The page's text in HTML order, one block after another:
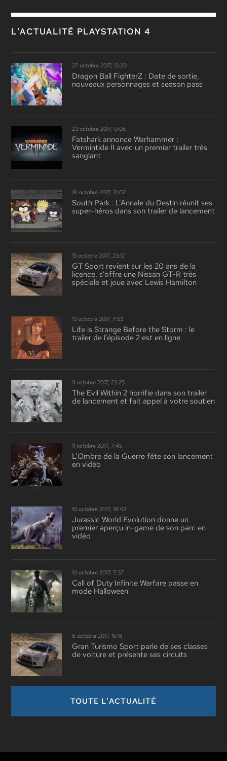
L'ACTUALITÉ PLAYSTATION 4
27 octobre 2017, 13:20
Dragon Ball FighterZ : Date de sortie,
nouveaux personnages et season pass
23 octobre 2017, 0:05
Fatshark annonce Warhammer :
Vermintide II avec un premier trailer très
sanglant
18 octobre 2017, 21:02
South Park : L’Annale du Destin réunit ses
super-héros dans son trailer de lancement
15 octobre 2017, 23:12
GT Sport revient sur les 20 ans de la
licence, s’offre une Nissan GT-R très
spéciale et joue avec Lewis Hamilton
13 octobre 2017, 7:53
Life is Strange Before the Storm : le
trailer de l’épisode 2 est en ligne
11 octobre 2017, 23:25
The Evil Within 2 horrifie dans son trailer
de lancement et fait appel à votre soutien
11 octobre 2017, 7:45
L’Ombre de la Guerre fête son lancement
en vidéo
10 octobre 2017, 19:43
Jurassic World Evolution donne un
premier aperçu in-game de son parc en
vidéo
10 octobre 2017, 7:37
Call of Duty Infinite Warfare passe en
mode Halloween
8 octobre 2017, 15:18
Gran Turismo Sport parle de ses classes
de voiture et présente ses circuits
TOUTE L'ACTUALITÉ